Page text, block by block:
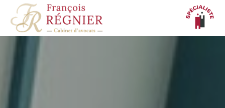
Panneau de gestion des cookies